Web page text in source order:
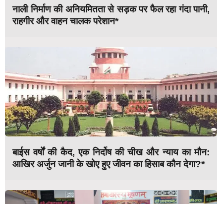
नाली निर्माण की अनियमितता से सड़क पर फैल रहा गंदा पानी,
राहगीर और वाहन चालक परेशान*
बाईस वर्षों की कैद, एक निर्दोष की चीख और न्याय का मौन:
आखिर अर्जुन जानी के खोए हुए जीवन का हिसाब कौन देगा?*